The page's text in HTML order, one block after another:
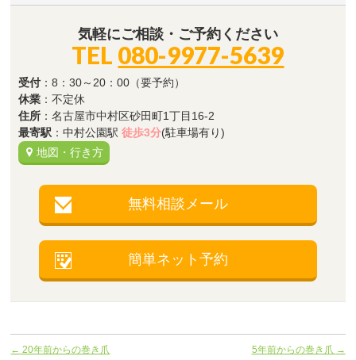
気軽にご相談・ご予約ください
TEL 080-9977-5639
受付 ：8：30～20：00（要予約）
休業 ：不定休
住所 ：名古屋市中村区砂田町1丁目16-2
最寄駅 ：中村公園駅徒歩3分(駐車場有り)
地図・行き方
無料相談メール
簡単ネット予約
← 20年前からの巻き爪 5年前からの巻き爪 →